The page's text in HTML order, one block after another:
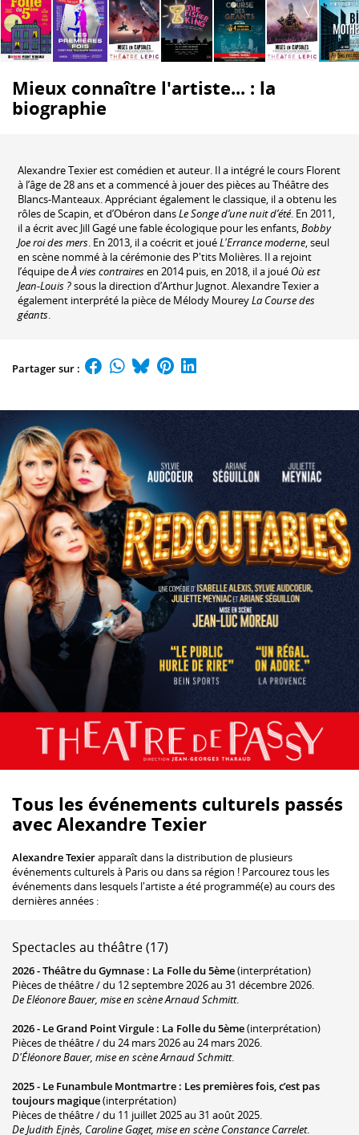
Mieux connaître l'artiste... : la
biographie
Alexandre Texier est comédien et auteur. Il a intégré le cours Florent
à l’âge de 28 ans et a commencé à jouer des pièces au Théâtre des
Blancs-Manteaux. Appréciant également le classique, il a obtenu les
rôles de Scapin, et d’Obéron dansLe Songe d’une nuit d’été. En 2011,
il a écrit avec Jill Gagé une fable écologique pour les enfants,Bobby
Joe roi des mers. En 2013, il a coécrit et jouéL'Errance moderne, seul
en scène nommé à la cérémonie des P'tits Molières. Il a rejoint
l’équipe deÀ vies contrairesen 2014 puis, en 2018, il a joué Où est
Jean-Louis ?sous la direction d’Arthur Jugnot. Alexandre Texier a
également interprété la pièce de Mélody MoureyLa Course des
géants.
Partager sur :
Tous les événements culturels passés
avec Alexandre Texier
Alexandre Texierapparaît dans la distribution de plusieurs
événements culturels à Paris ou dans sa région ! Parcourez tous les
événements dans lesquels l'artiste a été programmé(e) au cours des
dernières années :
Spectacles au théâtre (17)
2026 -Théâtre du Gymnase : La Folle du 5ème(interprétation)
Pièces de théâtre / du 12 septembre 2026 au 31 décembre 2026.
De Eléonore Bauer, mise en scène Arnaud Schmitt.
2026 - Le Grand Point Virgule : La Folle du 5ème(interprétation)
Pièces de théâtre / du 24 mars 2026 au 24 mars 2026.
D'Éléonore Bauer, mise en scène Arnaud Schmitt.
2025 - Le Funambule Montmartre : Les premières fois, c’est pas
toujours magique(interprétation)
Pièces de théâtre / du 11 juillet 2025 au 31 août 2025.
De Judith Ejnès, Caroline Gaget, mise en scène Constance Carrelet.